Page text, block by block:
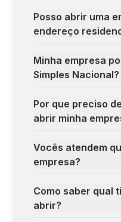
Posso abrir uma
endereço
Minha empresa
Simples Nacional?
Por que preciso
abrir minha
Vocês atendem
empresa?
Como saber qual
abrir?